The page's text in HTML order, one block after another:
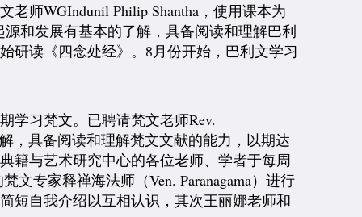
老师WGIndunil Philip Shantha，使用课本为
和发展有基本的了解，具备阅读和理解巴利
研读《四念处经》。 8月份开始，巴利文学习
学习梵文。 已聘请梵文老师Rev.
，具备阅读和理解梵文文献的能力，以期达
籍与艺术研究中心的各位老师、学者于每周
专家释禅海法师（Ven. Paranagama）进行
短自我介绍以互相认识，其次王丽娜老师和